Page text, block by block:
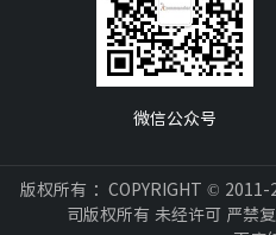
微信公众号
版权所有 ：COPYRIGHT ©
司版权所有 未经许可 严禁复